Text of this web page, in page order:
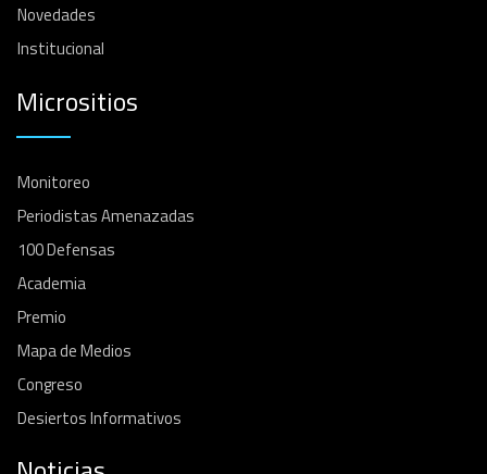
Novedades
Institucional
Micrositios
Monitoreo
Periodistas Amenazadas
100 Defensas
Academia
Premio
Mapa de Medios
Congreso
Desiertos Informativos